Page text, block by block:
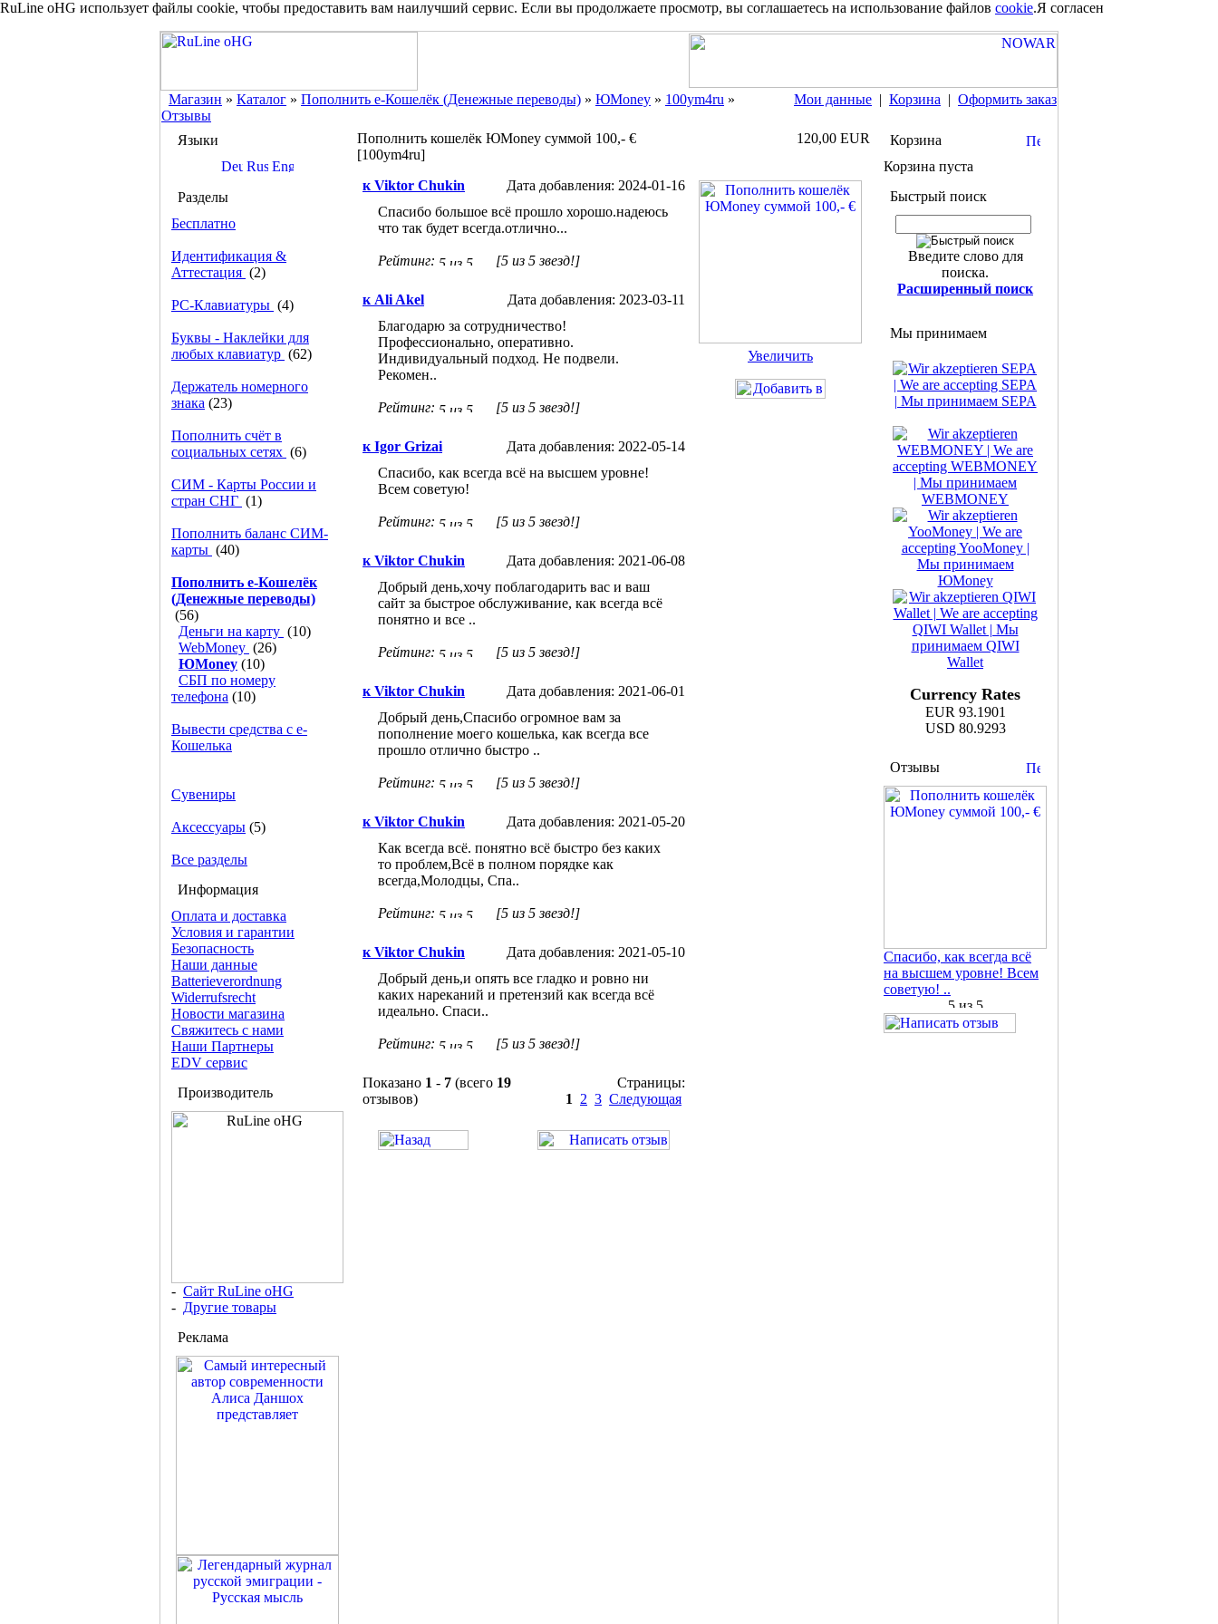
RuLine oHG использует файлы cookie, чтобы предоставить вам наилучший сервис. Если вы продолжаете просмотр, вы соглашаетесь на использование файлов cookie.Я согласен
Магазин » Каталог » Пополнить e-Кошелёк (Денежные переводы) » ЮMoney » 100ym4ru »
Отзывы
Мои данные | Корзина | Оформить заказ
Языки
Разделы
Бесплатно
Идентификация &
Аттестация (2)
PC-Клавиатуры (4)
Буквы - Наклейки для
любых клавиатур (62)
Держатель номерного
знака (23)
Пополнить счёт в
социальных сетях (6)
СИМ - Карты России и
стран СНГ (1)
Пополнить баланс СИМ-
карты (40)
Пополнить e-Кошелёк
(Денежные переводы)
(56)
Деньги на карту (10)
WebMoney (26)
ЮMoney (10)
СБП по номеру
телефона (10)
Вывести средства с е-
Кошелька
Сувениры
Аксессуары (5)
Все разделы
Информация
Оплата и доставка
Условия и гарантии
Безопасность
Наши данные
Batterieverordnung
Widerrufsrecht
Новости магазина
Свяжитесь с нами
Наши Партнеры
EDV сервис
Производитель
- Сайт RuLine oHG
- Другие товары
Реклама
Пополнить кошелёк ЮMoney суммой 100,- €
[100ym4ru]
120,00 EUR
к Viktor Chukin
Дата добавления: 2024-01-16
Спасибо большое всё прошло хорошо.надеюсь
что так будет всегда.отлично...
Рейтинг: [5 из 5 звезд!]
к Ali Akel
Дата добавления: 2023-03-11
Благодарю за сотрудничество!
Профессионально, оперативно.
Индивидуальный подход. Не подвели.
Рекомен..
Рейтинг: [5 из 5 звезд!]
к Igor Grizai
Дата добавления: 2022-05-14
Спасибо, как всегда всё на высшем уровне!
Всем советую!
Рейтинг: [5 из 5 звезд!]
к Viktor Chukin
Дата добавления: 2021-06-08
Добрый день,хочу поблагодарить вас и ваш
сайт за быстрое обслуживание, как всегда всё
понятно и все ..
Рейтинг: [5 из 5 звезд!]
к Viktor Chukin
Дата добавления: 2021-06-01
Добрый день,Спасибо огромное вам за
пополнение моего кошелька, как всегда все
прошло отлично быстро ..
Рейтинг: [5 из 5 звезд!]
к Viktor Chukin
Дата добавления: 2021-05-20
Как всегда всё. понятно всё быстро без каких
то проблем,Всё в полном порядке как
всегда,Молодцы, Спа..
Рейтинг: [5 из 5 звезд!]
к Viktor Chukin
Дата добавления: 2021-05-10
Добрый день,и опять все гладко и ровно ни
каких нареканий и претензий как всегда всё
идеально. Спаси..
Рейтинг: [5 из 5 звезд!]
Показано 1 - 7 (всего 19
отзывов)
Страницы:
1
2 3 Следующая
Увеличить
Корзина
Корзина пуста
Быстрый поиск
Введите слово для
поиска.
Расширенный поиск
Мы принимаем
Currency Rates
EUR 93.1901
USD 80.9293
Отзывы
Спасибо, как всегда всё
на высшем уровне! Всем
советую! ..